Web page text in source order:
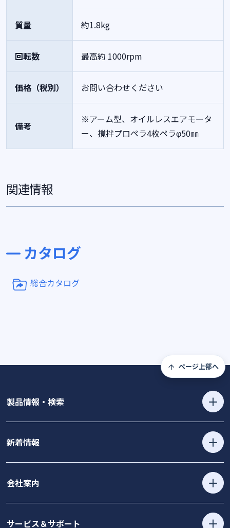
質量 約1.8kg
回転数 最高約 1000rpm
価格（税別） お問い合わせください
備考
※アーム型、オイルレスエアモータ
ー、撹拌プロペラ4枚ペラφ50㎜
関連情報
カタログ
総合カタログ
ページ上部へ
製品情報・検索
新着情報
会社案内
サービス＆サポート